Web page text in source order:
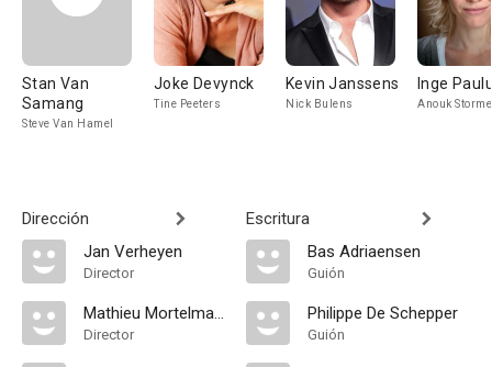
Stan Van
Samang
Steve Van Hamel
Joke Devynck
Tine Peeters
Kevin Janssens
Nick Bulens
Inge
Anouk Storme
Dirección
Jan Verheyen
Director
Mathieu Mortelmans
Director
Escritura
Bas Adriaensen
Guión
Philippe De Schepper
Guión